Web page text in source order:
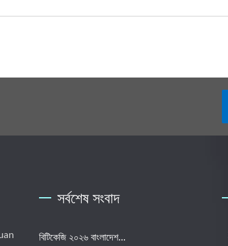
সর্বশেষ সংবাদ
বিটিকেজি ২০২৬ বাংলাদেশ...